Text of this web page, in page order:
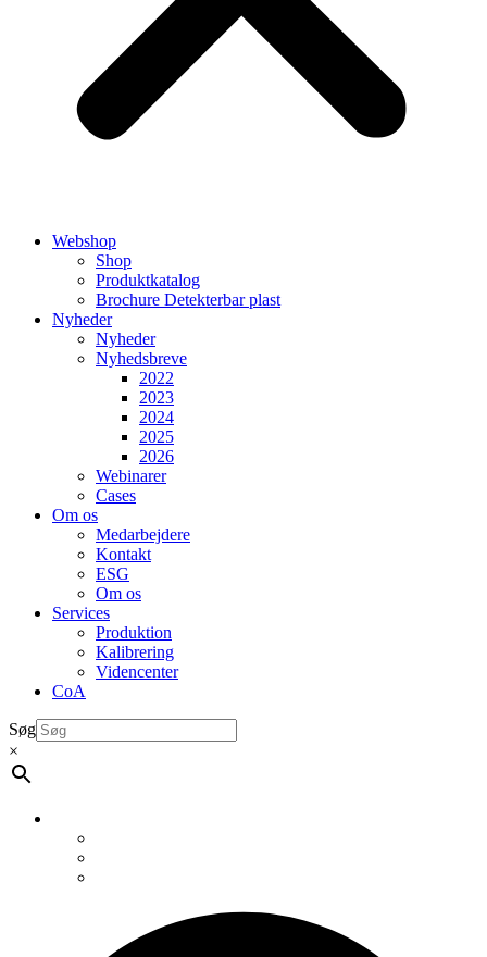
Webshop
Shop
Produktkatalog
Brochure Detekterbar plast
Nyheder
Nyheder
Nyhedsbreve
2022
2023
2024
2025
2026
Webinarer
Cases
Om os
Medarbejdere
Kontakt
ESG
Om os
Services
Produktion
Kalibrering
Videncenter
CoA
Søg
×